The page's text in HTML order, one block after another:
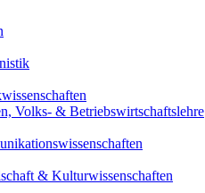
Volks- & Betriebswirtschaftslehre
& Kulturwissenschaften